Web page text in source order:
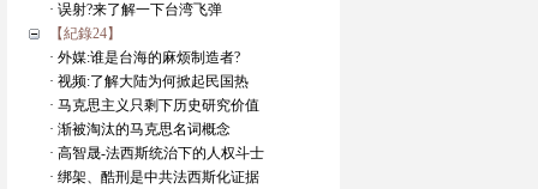
· 误射?来了解一下台湾飞弹
【紀錄24】
· 外媒:谁是台海的麻烦制造者?
· 视频:了解大陆为何掀起民国热
· 马克思主义只剩下历史研究价值
· 渐被淘汰的马克思名词概念
· 高智晟-法西斯统治下的人权斗士
· 绑架、酷刑是中共法西斯化证据